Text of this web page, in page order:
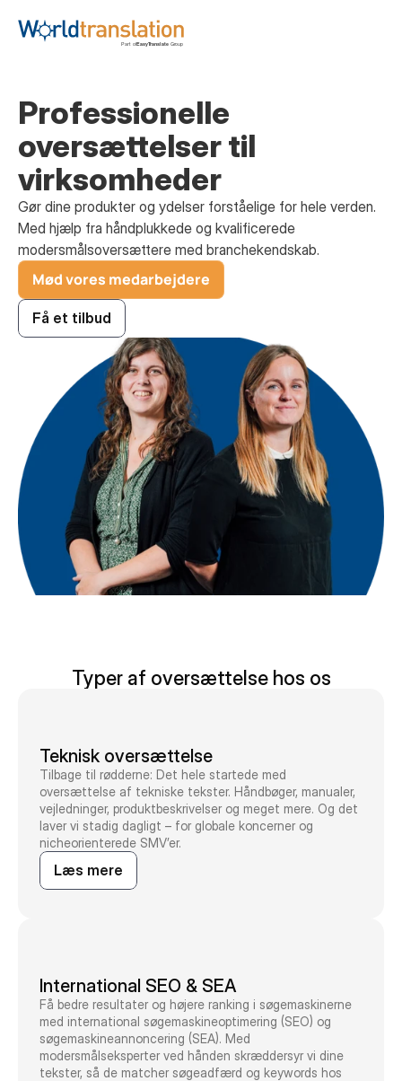
Professionelle
oversættelser til
virksomheder
Gør dine produkter og ydelser forståelige for hele verden.
Med hjælp fra håndplukkede og kvalificerede
modersmålsoversættere med branchekendskab.
Mød vores medarbejdere
Få et tilbud
Typer af oversættelse hos os
Teknisk oversættelse
Tilbage til rødderne: Det hele startede med
oversættelse af tekniske tekster. Håndbøger, manualer,
vejledninger, produktbeskrivelser og meget mere. Og det
laver vi stadig dagligt – for globale koncerner og
nicheorienterede SMV’er.
Læs mere
International SEO & SEA
Få bedre resultater og højere ranking i søgemaskinerne
med international søgemaskineoptimering (SEO) og
søgemaskineannoncering (SEA). Med
modersmålseksperter ved hånden skræddersyr vi dine
tekster, så de matcher søgeadfærd og keywords hos